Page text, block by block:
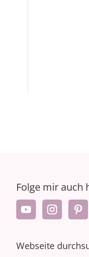
Folge mir auch
Webseite